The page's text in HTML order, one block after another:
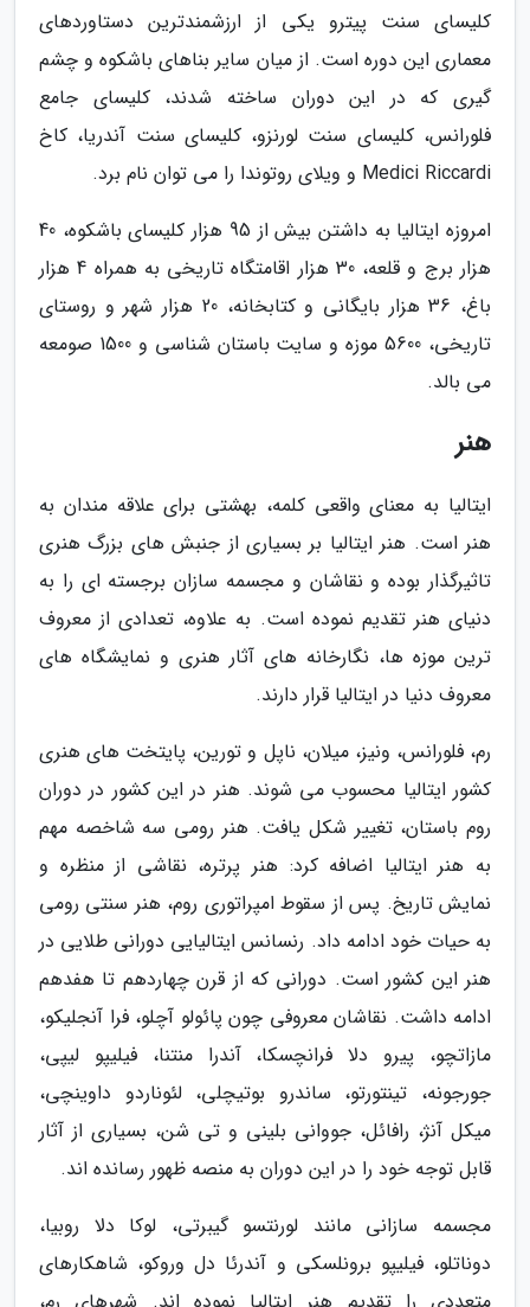
کلیسای سنت پیترو یکی از ارزشمندترین دستاوردهای
معماری این دوره است. از میان سایر بناهای باشکوه و چشم
گیری که در این دوران ساخته شدند، کلیسای جامع
فلورانس، کلیسای سنت لورنزو، کلیسای سنت آندریا، کاخ
Medici Riccardi و ویلای روتوندا را می توان نام برد.
امروزه ایتالیا به داشتن بیش از 95 هزار کلیسای باشکوه، 40
هزار برج و قلعه، 30 هزار اقامتگاه تاریخی به همراه 4 هزار
باغ، 36 هزار بایگانی و کتابخانه، 20 هزار شهر و روستای
تاریخی، 5600 موزه و سایت باستان شناسی و 1500 صومعه
می بالد.
هنر
ایتالیا به معنای واقعی کلمه، بهشتی برای علاقه مندان به
هنر است. هنر ایتالیا بر بسیاری از جنبش های بزرگ هنری
تاثیرگذار بوده و نقاشان و مجسمه سازان برجسته ای را به
دنیای هنر تقدیم نموده است. به علاوه، تعدادی از معروف
ترین موزه ها، نگارخانه های آثار هنری و نمایشگاه های
معروف دنیا در ایتالیا قرار دارند.
رم، فلورانس، ونیز، میلان، ناپل و تورین، پایتخت های هنری
کشور ایتالیا محسوب می شوند. هنر در این کشور در دوران
روم باستان، تغییر شکل یافت. هنر رومی سه شاخصه مهم
به هنر ایتالیا اضافه کرد: هنر پرتره، نقاشی از منظره و
نمایش تاریخ. پس از سقوط امپراتوری روم، هنر سنتی رومی
به حیات خود ادامه داد. رنسانس ایتالیایی دورانی طلایی در
هنر این کشور است. دورانی که از قرن چهاردهم تا هفدهم
ادامه داشت. نقاشان معروفی چون پائولو آچلو، فرا آنجلیکو،
مازاتچو، پیرو دلا فرانچسکا، آندرا منتنا، فیلیپو لیپی،
جورجونه، تینتورتو، ساندرو بوتیچلی، لئوناردو داوینچی،
میکل آنژ، رافائل، جووانی بلینی و تی شن، بسیاری از آثار
قابل توجه خود را در این دوران به منصه ظهور رسانده اند.
مجسمه سازانی مانند لورنتسو گیبرتی، لوکا دلا روبیا،
دوناتلو، فیلیپو برونلسکی و آندرئا دل وروکو، شاهکارهای